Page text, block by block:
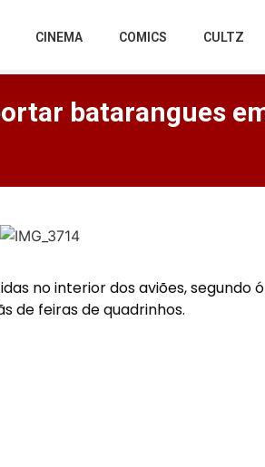
CINEMA COMICS CULTZ
batarangues
no interior dos aviões, segundo
de feiras de quadrinhos.